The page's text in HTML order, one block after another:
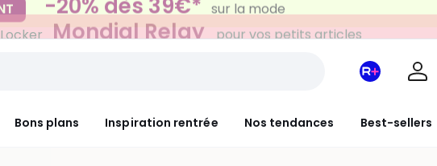
Mondial Relay pour vos petits articles
Bons plans Inspiration rentrée Nos tendances Best-sellers
Mon
Redoute